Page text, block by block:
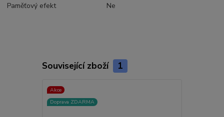
Paměťový efekt
Ne
Související zboží 1
Akce
Doprava ZDARMA